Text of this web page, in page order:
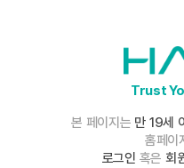
Trust
본 페이지는 만 19세
홈페이
로그인 혹은 회